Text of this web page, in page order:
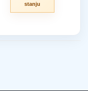
stanju